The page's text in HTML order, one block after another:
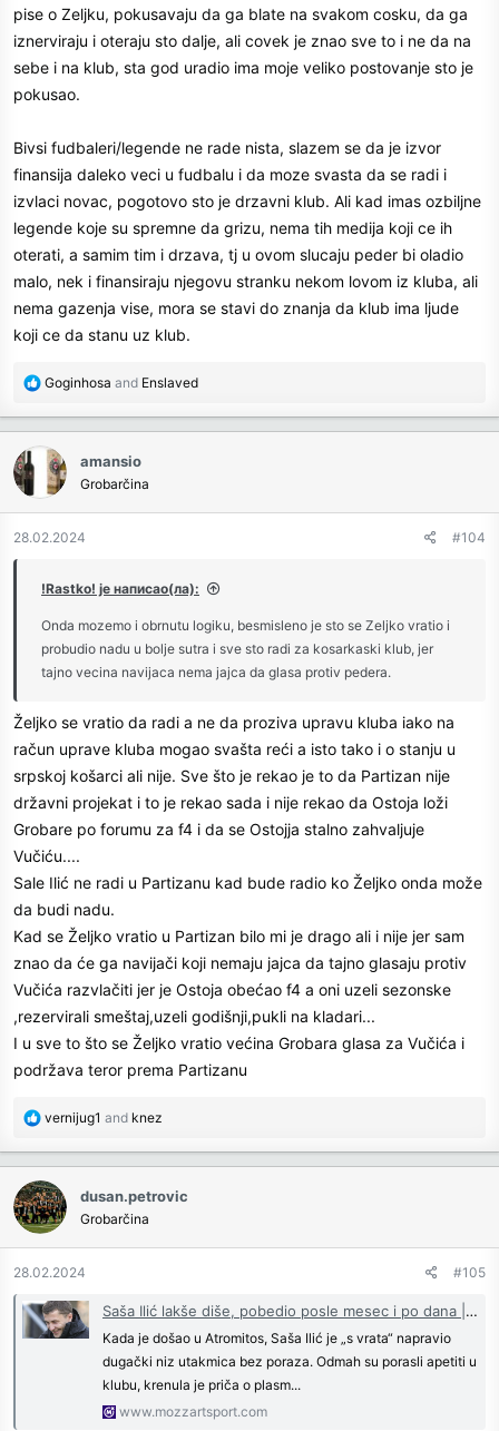
pise o Zeljku, pokusavaju da ga blate na svakom cosku, da ga
iznerviraju i oteraju sto dalje, ali covek je znao sve to i ne da na
sebe i na klub, sta god uradio ima moje veliko postovanje sto je
pokusao.
Bivsi fudbaleri/legende ne rade nista, slazem se da je izvor
finansija daleko veci u fudbalu i da moze svasta da se radi i
izvlaci novac, pogotovo sto je drzavni klub. Ali kad imas ozbiljne
legende koje su spremne da grizu, nema tih medija koji ce ih
oterati, a samim tim i drzava, tj u ovom slucaju peder bi oladio
malo, nek i finansiraju njegovu stranku nekom lovom iz kluba, ali
nema gazenja vise, mora se stavi do znanja da klub ima ljude
koji ce da stanu uz klub.
R
c
o
n
Goginhosa and Enslaved
amansio
Grobarčina
28.02.2024 #104
!Rastko! је написао(ла):
Onda mozemo i obrnutu logiku, besmisleno je sto se Zeljko vratio i
probudio nadu u bolje sutra i sve sto radi za kosarkaski klub, jer
tajno vecina navijaca nema jajca da glasa protiv pedera.
Željko se vratio da radi a ne da proziva upravu kluba iako na
račun uprave kluba mogao svašta reći a isto tako i o stanju u
srpskoj košarci ali nije. Sve što je rekao je to da Partizan nije
državni projekat i to je rekao sada i nije rekao da Ostoja loži
Grobare po forumu za f4 i da se Ostojja stalno zahvaljuje
Vučiću....
Sale Ilić ne radi u Partizanu kad bude radio ko Željko onda može
da budi nadu.
Kad se Željko vratio u Partizan bilo mi je drago ali i nije jer sam
znao da će ga navijači koji nemaju jajca da tajno glasaju protiv
Vučića razvlačiti jer je Ostoja obećao f4 a oni uzeli sezonske
,rezervirali smeštaj,uzeli godišnji,pukli na kladari...
I u sve to što se Željko vratio većina Grobara glasa za Vučića i
podržava teror prema Partizanu
R
c
t
i
o
n
:
vernijug1 and knez
dusan.petrovic
Grobarčina
28.02.2024 #105
Saša Ilić lakše diše, pobedio posle mesec i po dana | Mozzart Sport
Kada je došao u Atromitos, Saša Ilić je „s vrata“ napravio
dugački niz utakmica bez poraza. Odmah su porasli apetiti u
klubu, krenula je priča o plasm...
www.mozzartsport.com